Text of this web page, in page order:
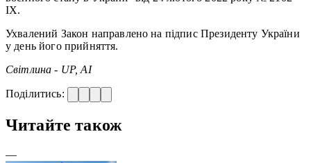
IX.
Ухвалений Закон направлено на підпис Президенту України
у день його прийняття.
Світлина - UP, AI
Поділитись:
Читайте також
—